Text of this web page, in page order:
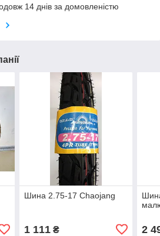
14 днів за домовленістю
Шина 2.75-17 Chaojang
1 111₴ 2